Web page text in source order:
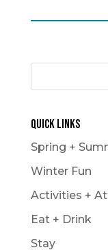
Quick Links
Spring +
Winter Fun
Activities +
Eat + Drink
Stay